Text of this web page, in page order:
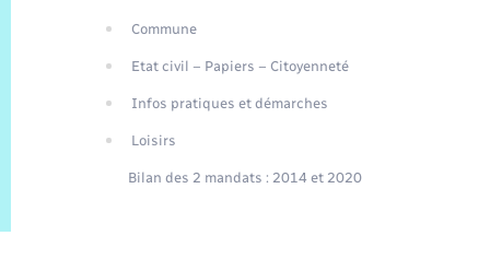
Traduction du
EN
Commune
Etat civil – Papiers – Citoyenneté
Infos pratiques et démarches
Loisirs
Bilan des 2 mandats : 2014 et 2020